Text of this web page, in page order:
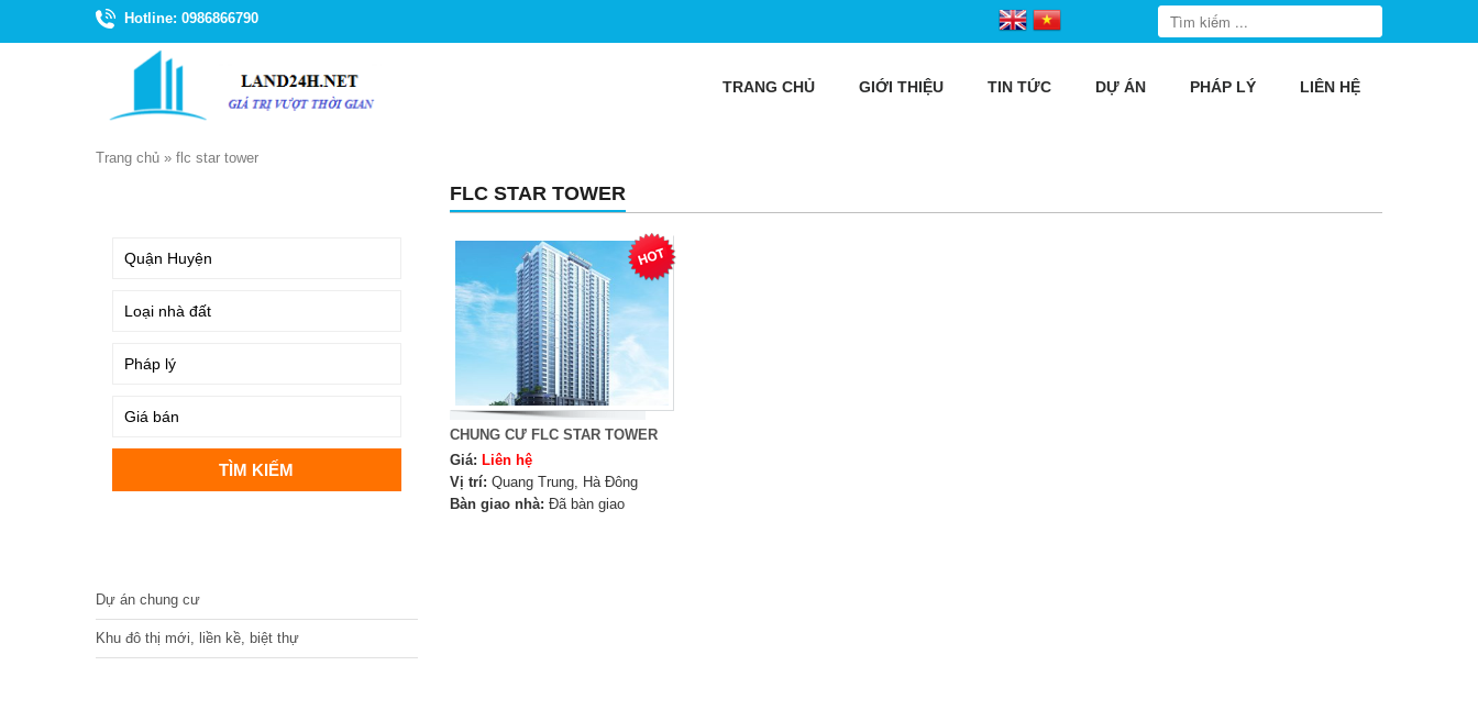
Hotline: 0986866790
TRANG CHỦ GIỚI THIỆU TIN TỨC DỰ ÁN PHÁP LÝ LIÊN HỆ
Trang chủ » flc star tower
FLC STAR TOWER
CHUNG CƯ FLC STAR TOWER
Giá: Liên hệ
Vị trí: Quang Trung, Hà Đông
Bàn giao nhà: Đã bàn giao
Dự án chung cư
Khu đô thị mới, liền kề, biệt thự